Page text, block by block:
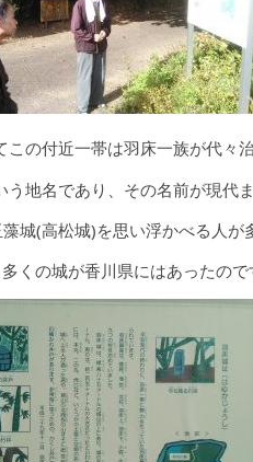
の付近一帯は羽床一族が代々
地名であり、その名前が現代
城(高松城)を思い浮かべる人が
くの城が香川県にはあったので